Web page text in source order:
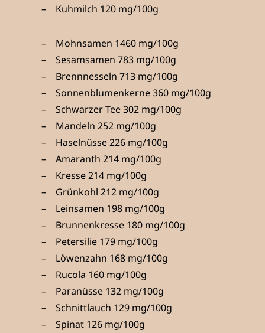
Kuhmilch 120 mg/100g
Mohnsamen 1460 mg/100g
Sesamsamen 783 mg/100g
Brennnesseln 713 mg/100g
Sonnenblumenkerne 360 mg/100g
Schwarzer Tee 302 mg/100g
Mandeln 252 mg/100g
Haselnüsse 226 mg/100g
Amaranth 214 mg/100g
Kresse 214 mg/100g
Grünkohl 212 mg/100g
Leinsamen 198 mg/100g
Brunnenkresse 180 mg/100g
Petersilie 179 mg/100g
Löwenzahn 168 mg/100g
Rucola 160 mg/100g
Paranüsse 132 mg/100g
Schnittlauch 129 mg/100g
Spinat 126 mg/100g